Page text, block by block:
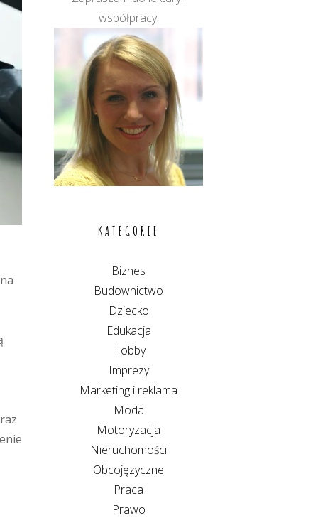
współpracy.
KATEGORIE
Biznes
Budownictwo
Dziecko
Edukacja
Hobby
Imprezy
Marketing i reklama
Moda
Motoryzacja
Nieruchomości
Obcojęzyczne
Praca
Prawo